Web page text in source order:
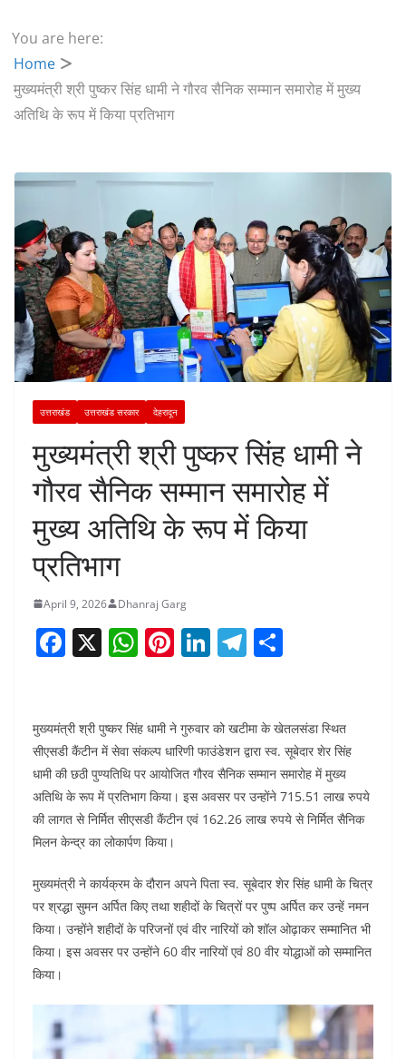
You are here:
Home
मुख्यमंत्री श्री पुष्कर सिंह धामी ने गौरव सैनिक सम्मान समारोह में मुख्य
अतिथि के रूप में किया प्रतिभाग
उत्तराखंड उत्तराखंड सरकार देहरादून
मुख्यमंत्री श्री पुष्कर सिंह धामी ने
गौरव सैनिक सम्मान समारोह में
मुख्य अतिथि के रूप में किया
प्रतिभाग
April 9, 2026 Dhanraj Garg
F
e
b
o
o
k
X W
s
A
p
p
Pi
e
st
Li
e
dI
n
T
gr
a
m
e
मुख्यमंत्री श्री पुष्कर सिंह धामी ने गुरुवार को खटीमा के खेतलसंडा स्थित
सीएसडी कैंटीन में सेवा संकल्प धारिणी फाउंडेशन द्वारा स्व. सूबेदार शेर सिंह
धामी की छठी पुण्यतिथि पर आयोजित गौरव सैनिक सम्मान समारोह में मुख्य
अतिथि के रूप में प्रतिभाग किया। इस अवसर पर उन्होंने 715.51 लाख रुपये
की लागत से निर्मित सीएसडी कैंटीन एवं 162.26 लाख रुपये से निर्मित सैनिक
मिलन केन्द्र का लोकार्पण किया।
मुख्यमंत्री ने कार्यक्रम के दौरान अपने पिता स्व. सूबेदार शेर सिंह धामी के चित्र
पर श्रद्धा सुमन अर्पित किए तथा शहीदों के चित्रों पर पुष्प अर्पित कर उन्हें नमन
किया। उन्होंने शहीदों के परिजनों एवं वीर नारियों को शॉल ओढ़ाकर सम्मानित भी
किया। इस अवसर पर उन्होंने 60 वीर नारियों एवं 80 वीर योद्धाओं को सम्मानित
किया।